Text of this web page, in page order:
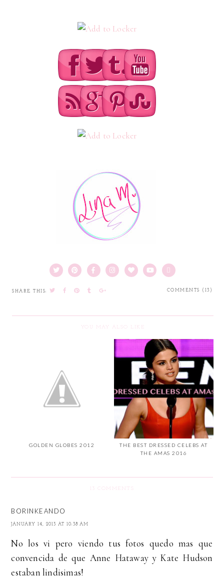
COMMENTS (13)
SHARE THIS:
YOU MAY ALSO LIKE
GOLDEN GLOBES 2012
THE BEST DRESSED CELEBS AT
THE AMAS 2016
13 COMMENTS
BORINKEANDO
JANUARY 14, 2013 AT 10:38 AM
No los vi pero viendo tus fotos quedo mas que
convencida de que Anne Hataway y Kate Hudson
estaban lindisimas!